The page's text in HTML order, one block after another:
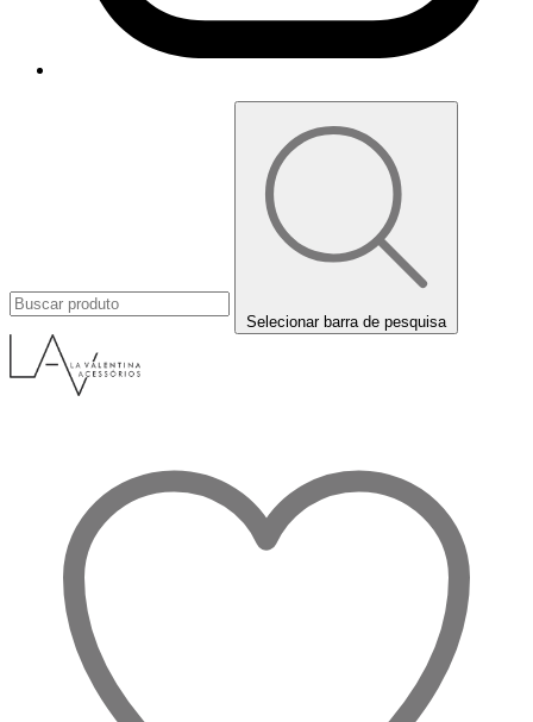
Selecionar barra de pesquisa